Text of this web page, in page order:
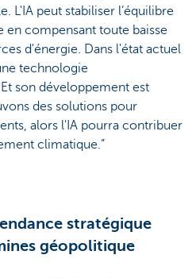
L'IA peut stabiliser l’équilibre
compensant toute baisse
d'énergie. Dans l'état actuel
technologie
son développement est
des solutions pour
alors l'IA pourra contribuer
climatique.”
stratégique
géopolitique